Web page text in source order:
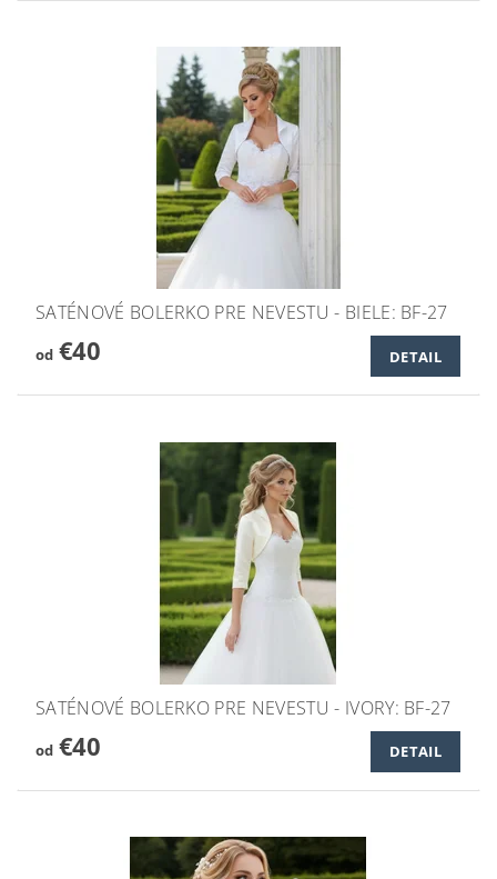
SATÉNOVÉ BOLERKO PRE NEVESTU - BIELE: BF-27
od€40 DETAIL
SATÉNOVÉ BOLERKO PRE NEVESTU - IVORY: BF-27
od€40 DETAIL